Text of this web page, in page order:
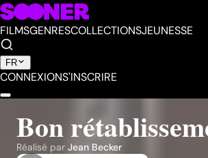
FILMSGENRESCOLLECTIONSJEUNESSE
FR
CONNEXIONS'INSCRIRE
Bon
Réalisé par Jean Becker